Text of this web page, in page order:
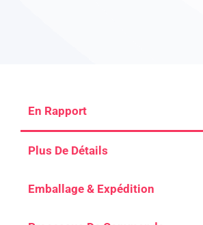
En Rapport
Plus De Détails
Emballage & Expédition